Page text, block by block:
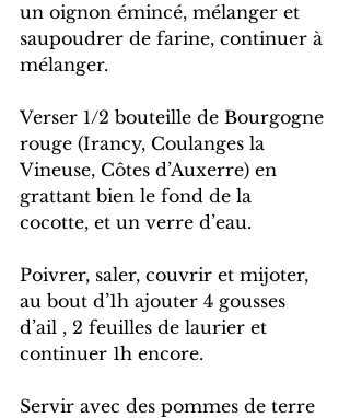
un oignon émincé, mélanger et
saupoudrer de farine, continuer à
mélanger.
Verser 1/2 bouteille de Bourgogne
rouge (Irancy, Coulanges la
Vineuse, Côtes d’Auxerre) en
grattant bien le fond de la
cocotte, et un verre d’eau.
Poivrer, saler, couvrir et mijoter,
au bout d’1h ajouter 4 gousses
d’ail , 2 feuilles de laurier et
continuer 1h encore.
Servir avec des pommes de terre